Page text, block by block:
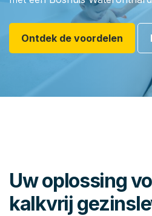
Ontdek de voordelen
Uw oplossing
kalkvrij